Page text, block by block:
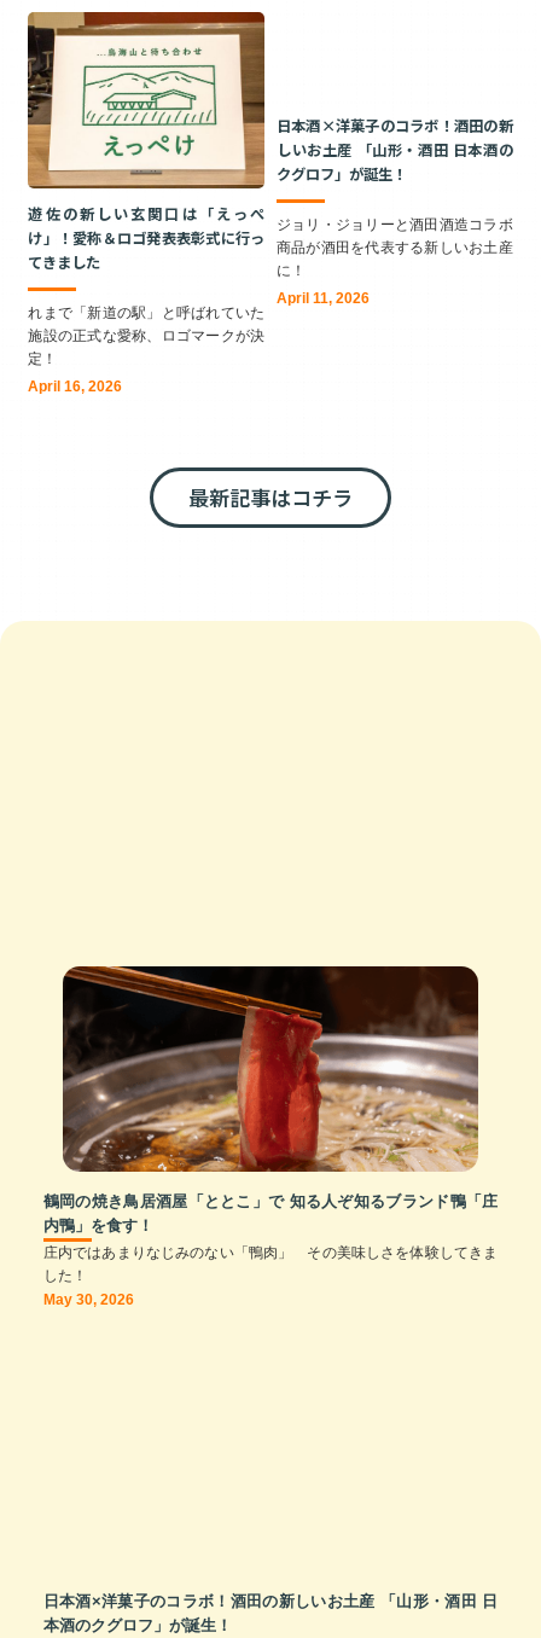
遊佐の新しい玄関口は「えっぺ
け」！愛称＆ロゴ発表表彰式に行っ
てきました
れまで「新道の駅」と呼ばれていた
施設の正式な愛称、ロゴマークが決
定！
April 16, 2026
日本酒×洋菓子のコラボ！酒田の新
しいお土産 「山形・酒田 日本酒の
クグロフ」が誕生！
ジョリ・ジョリーと酒田酒造コラボ
商品が酒田を代表する新しいお土産
に！
April 11, 2026
最新記事はコチラ
鶴岡の焼き鳥居酒屋「ととこ」で 知る人ぞ知るブランド鴨「庄
内鴨」を食す！
庄内ではあまりなじみのない「鴨肉」 その美味しさを体験してきま
した！
May 30, 2026
日本酒×洋菓子のコラボ！酒田の新しいお土産 「山形・酒田 日
本酒のクグロフ」が誕生！